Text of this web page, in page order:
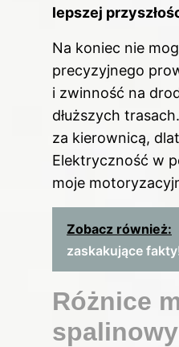
lepszej
Na koniec nie
precyzyjnego
i zwinność na
dłuższych
za kierownicą,
Elektryczność w
moje
Zobacz również:
zaskakujące
Różnice